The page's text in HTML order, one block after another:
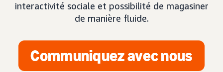
interactivité sociale et possibilité de magasiner
de manière fluide.
Communiquez avec nous